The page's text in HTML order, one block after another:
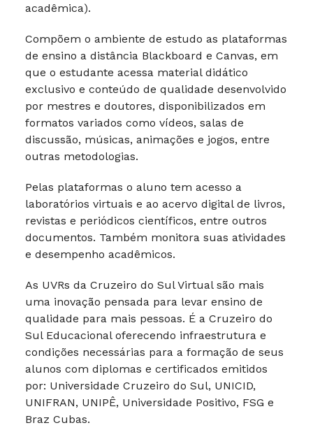
acadêmica).
Compõem o ambiente de estudo as plataformas
de ensino a distância Blackboard e Canvas, em
que o estudante acessa material didático
exclusivo e conteúdo de qualidade desenvolvido
por mestres e doutores, disponibilizados em
formatos variados como vídeos, salas de
discussão, músicas, animações e jogos, entre
outras metodologias.
Pelas plataformas o aluno tem acesso a
laboratórios virtuais e ao acervo digital de livros,
revistas e periódicos científicos, entre outros
documentos. Também monitora suas atividades
e desempenho acadêmicos.
As UVRs da Cruzeiro do Sul Virtual são mais
uma inovação pensada para levar ensino de
qualidade para mais pessoas. É a Cruzeiro do
Sul Educacional oferecendo infraestrutura e
condições necessárias para a formação de seus
alunos com diplomas e certificados emitidos
por: Universidade Cruzeiro do Sul, UNICID,
UNIFRAN, UNIPÊ, Universidade Positivo, FSG e
Braz Cubas.